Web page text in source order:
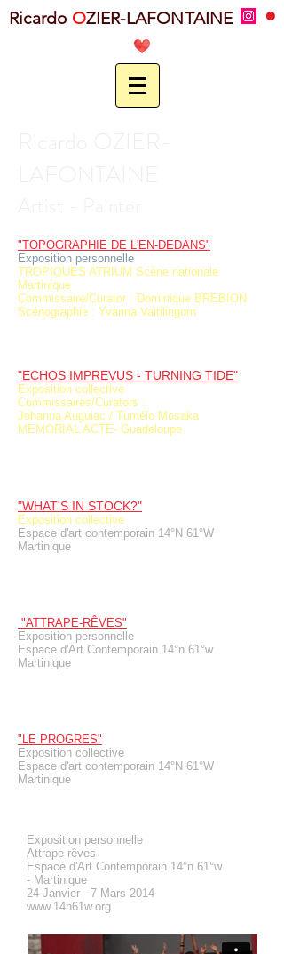
Ricardo OZIER-LAFONTAINE
"TOPOGRAPHIE DE L'EN-DEDANS"
Exposition personnelle
TROPIQUES ATRIUM Scène nationale
Martinique
Commissaire/Curator : Dominique BREBION
Scénographie : Yvanna Vaitilingom
"ECHOS IMPREVUS - TURNING TIDE"
Exposition collective
Commissaires/Curators :
Johanna Auguiac / Tumélo Mosaka
MEMORIAL ACTE- Guadeloupe
"WHAT'S IN STOCK?"
Exposition collective
Espace d'art contemporain 14°N 61°W
Martinique
"ATTRAPE-RÊVES"
Exposition personnelle
Espace d'Art Contemporain 14°n 61°w
Martinique
"LE PROGRES"
Exposition collective
Espace d'art contemporain 14°N 61°W
Martinique
Exposition personnelle
Attrape-rêves
Espace d'Art Contemporain 14°n 61°w
- Martinique
24 Janvier - 7 Mars 2014
www.14n61w.org